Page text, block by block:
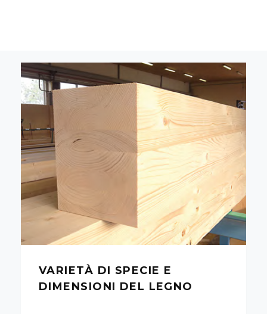
VARIETÀ DI SPECIE E
DIMENSIONI DEL LEGNO